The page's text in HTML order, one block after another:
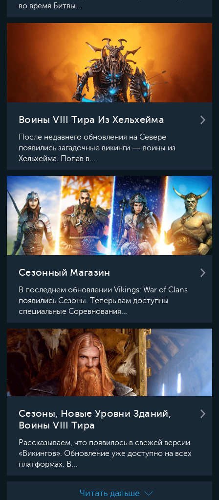
во время Битвы...
Воины VIII Тира Из Хельхейма
После недавнего обновления на Севере
появились загадочные викинги — воины из
Хельхейма. Попав в...
Сезонный Магазин
В последнем обновлении Vikings: War of Clans
появились Сезоны. Теперь вам доступны
специальные Соревнования...
Сезоны, Новые Уровни Зданий,
Воины VIII Тира
Рассказываем, что появилось в свежей версии
«Викингов». Обновление уже доступно на всех
платформах. В...
Читать дальше